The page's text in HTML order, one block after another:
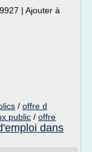
| Ajouter à
/ offre d
public / offre
dans